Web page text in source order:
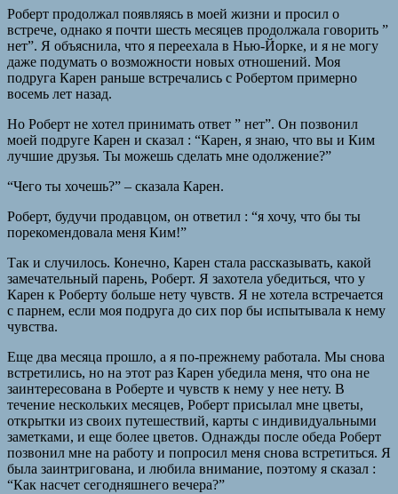
Роберт продолжал появляясь в моей жизни и просил о
встрече, однако я почти шесть месяцев продолжала говорить ”
нет”. Я объяснила, что я переехала в Нью-Йорке, и я не могу
даже подумать о возможности новых отношений. Моя
подруга Карен раньше встречались с Робертом примерно
восемь лет назад.
Но Роберт не хотел принимать ответ ” нет”. Он позвонил
моей подруге Карен и сказал : “Карен, я знаю, что вы и Ким
лучшие друзья. Ты можешь сделать мне одолжение?”
“Чего ты хочешь?” – сказала Карен.
Роберт, будучи продавцом, он ответил : “я хочу, что бы ты
порекомендовала меня Ким!”
Так и случилось. Конечно, Карен стала рассказывать, какой
замечательный парень, Роберт. Я захотела убедиться, что у
Карен к Роберту больше нету чувств. Я не хотела встречается
с парнем, если моя подруга до сих пор бы испытывала к нему
чувства.
Еще два месяца прошло, а я по-прежнему работала. Мы снова
встретились, но на этот раз Карен убедила меня, что она не
заинтересована в Роберте и чувств к нему у нее нету. В
течение нескольких месяцев, Роберт присылал мне цветы,
открытки из своих путешествий, карты с индивидуальными
заметками, и еще более цветов. Однажды после обеда Роберт
позвонил мне на работу и попросил меня снова встретиться. Я
была заинтригована, и любила внимание, поэтому я сказал :
“Как насчет сегодняшнего вечера?”